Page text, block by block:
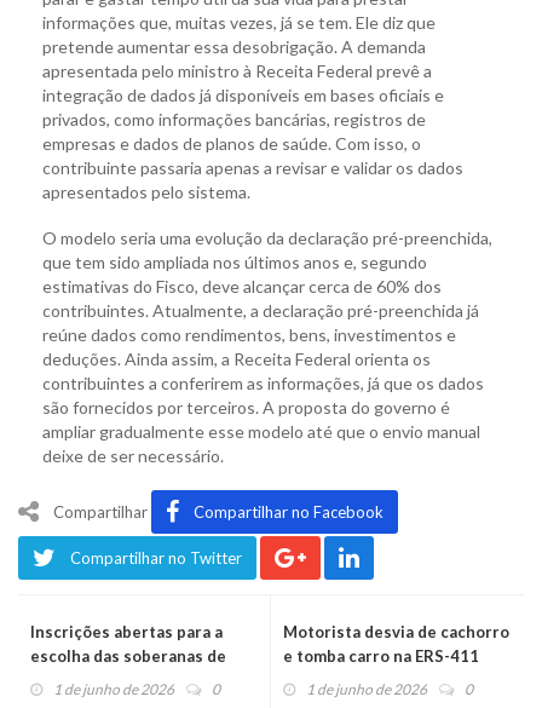
informações que, muitas vezes, já se tem. Ele diz que
pretende aumentar essa desobrigação. A demanda
apresentada pelo ministro à Receita Federal prevê a
integração de dados já disponíveis em bases oficiais e
privados, como informações bancárias, registros de
empresas e dados de planos de saúde. Com isso, o
contribuinte passaria apenas a revisar e validar os dados
apresentados pelo sistema.
O modelo seria uma evolução da declaração pré-preenchida,
que tem sido ampliada nos últimos anos e, segundo
estimativas do Fisco, deve alcançar cerca de 60% dos
contribuintes. Atualmente, a declaração pré-preenchida já
reúne dados como rendimentos, bens, investimentos e
deduções. Ainda assim, a Receita Federal orienta os
contribuintes a conferirem as informações, já que os dados
são fornecidos por terceiros. A proposta do governo é
ampliar gradualmente esse modelo até que o envio manual
deixe de ser necessário.
Compartilhar Compartilhar no Facebook
Compartilhar no Twitter
Inscrições abertas para a
escolha das soberanas de
Salvador do Sul
1 de junho de 2026 0
Motorista desvia de cachorro
e tomba carro na ERS-411
1 de junho de 2026 0